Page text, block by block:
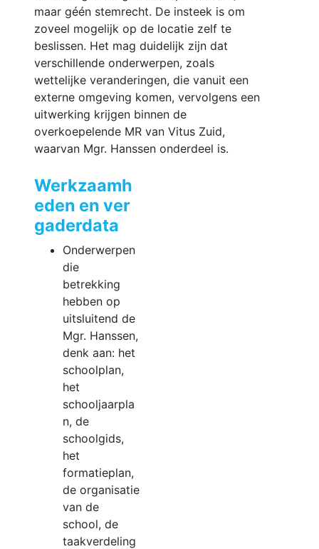
maar géén stemrecht. De insteek is om
zoveel mogelijk op de locatie zelf te
beslissen. Het mag duidelijk zijn dat
verschillende onderwerpen, zoals
wettelijke veranderingen, die vanuit een
externe omgeving komen, vervolgens een
uitwerking krijgen binnen de
overkoepelende MR van Vitus Zuid,
waarvan Mgr. Hanssen onderdeel is.
Werkzaamh
eden en ver
gaderdata
Onderwerpen
die
betrekking
hebben op
uitsluitend de
Mgr. Hanssen,
denk aan: het
schoolplan,
het
schooljaarpla
n, de
schoolgids,
het
formatieplan,
de organisatie
van de
school, de
taakverdeling